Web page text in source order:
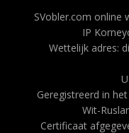
SVobler.com online
IP
Wettelijk adres:
Geregistreerd in
Wit-
Certificaat